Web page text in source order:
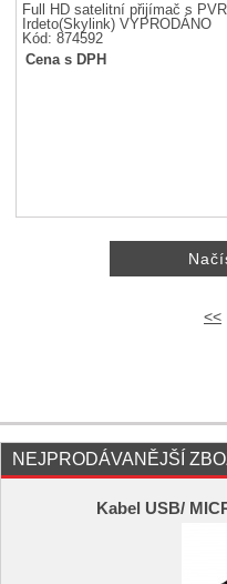
Full HD satelitní přijímač s
Irdeto(Skylink) VYPRODÁNO
Kód: 874592
Cena s DPH
<<
NEJPRODÁVANĚJŠÍ
Kabel USB/